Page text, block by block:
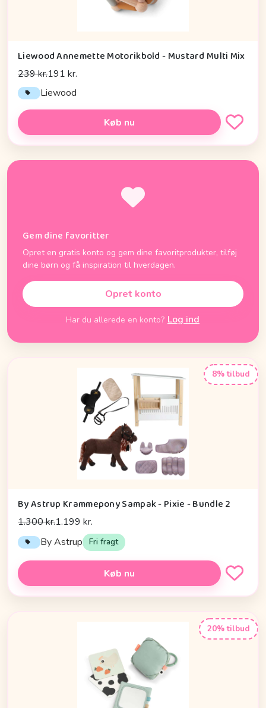
Liewood Annemette Motorikbold - Mustard Multi Mix
239 kr.191 kr.
Liewood
Køb nu
Gem dine favoritter
Opret en gratis konto og gem dine favoritprodukter, tilføj
dine børn og få inspiration til hverdagen.
Opret konto
Har du allerede en konto? Log ind
8% tilbud
By Astrup Krammepony Sampak - Pixie - Bundle 2
1.300 kr.1.199 kr.
By Astrup Fri fragt
Køb nu
20% tilbud